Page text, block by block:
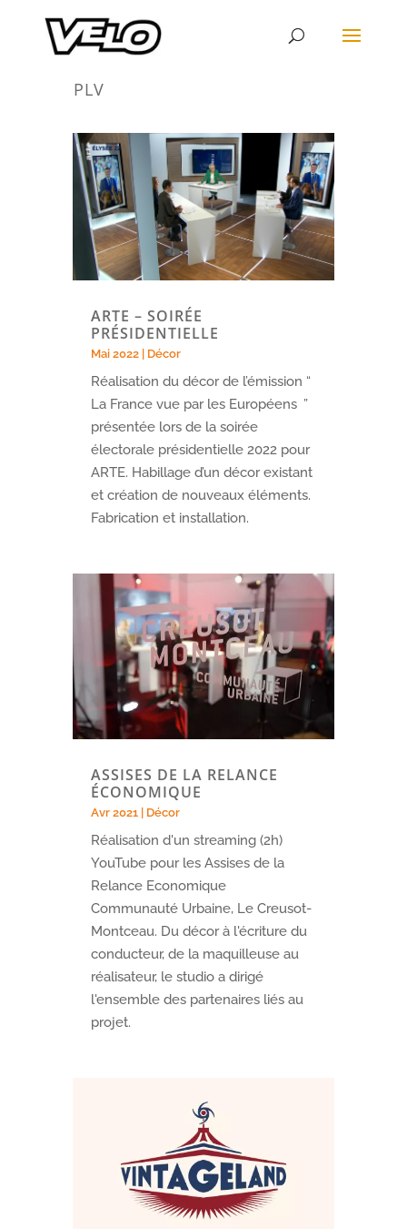
PLV
ARTE – SOIRÉE
PRÉSIDENTIELLE
Mai 2022| Décor
Réalisation du décor de l’émission “
La France vue par les Européens ”
présentée lors de la soirée
électorale présidentielle 2022 pour
ARTE. Habillage d’un décor existant
et création de nouveaux éléments.
Fabrication et installation.
ASSISES DE LA RELANCE
ÉCONOMIQUE
Avr 2021| Décor
Réalisation d'un streaming (2h)
YouTube pour les Assises de la
Relance Economique
Communauté Urbaine, Le Creusot-
Montceau. Du décor à l'écriture du
conducteur, de la maquilleuse au
réalisateur, le studio a dirigé
l'ensemble des partenaires liés au
projet.